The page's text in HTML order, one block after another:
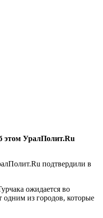
этом УралПолит.Ru
подтвердили в
ожидается во
одним из городов, которые